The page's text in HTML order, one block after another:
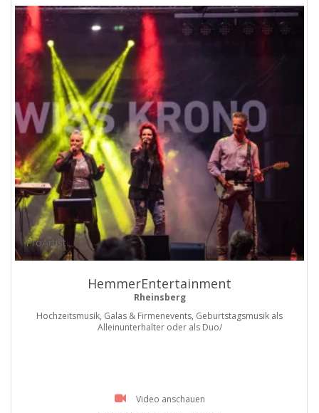
ProArtist
HemmerEntertainment
Rheinsberg
Hochzeitsmusik, Galas & Firmenevents, Geburtstagsmusik als
Alleinunterhalter oder als Duo/
Video anschauen